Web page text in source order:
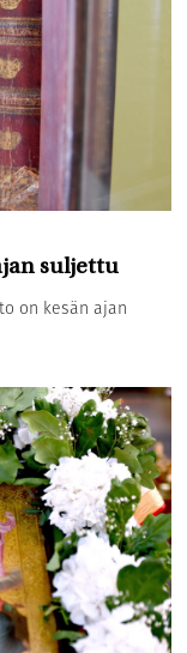
suljettu
on kesän ajan